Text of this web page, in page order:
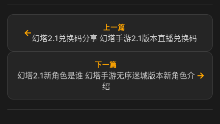
←
上一篇
幻塔2.1兑换码分享 幻塔手游2.1版本直播兑换码
下一篇
幻塔2.1新角色是谁 幻塔手游无序迷城版本新角色介
绍
→